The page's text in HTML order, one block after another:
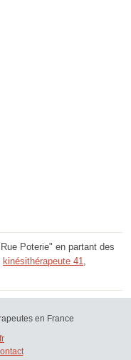
Poterie" en partant des
kinésithérapeute 41
en France